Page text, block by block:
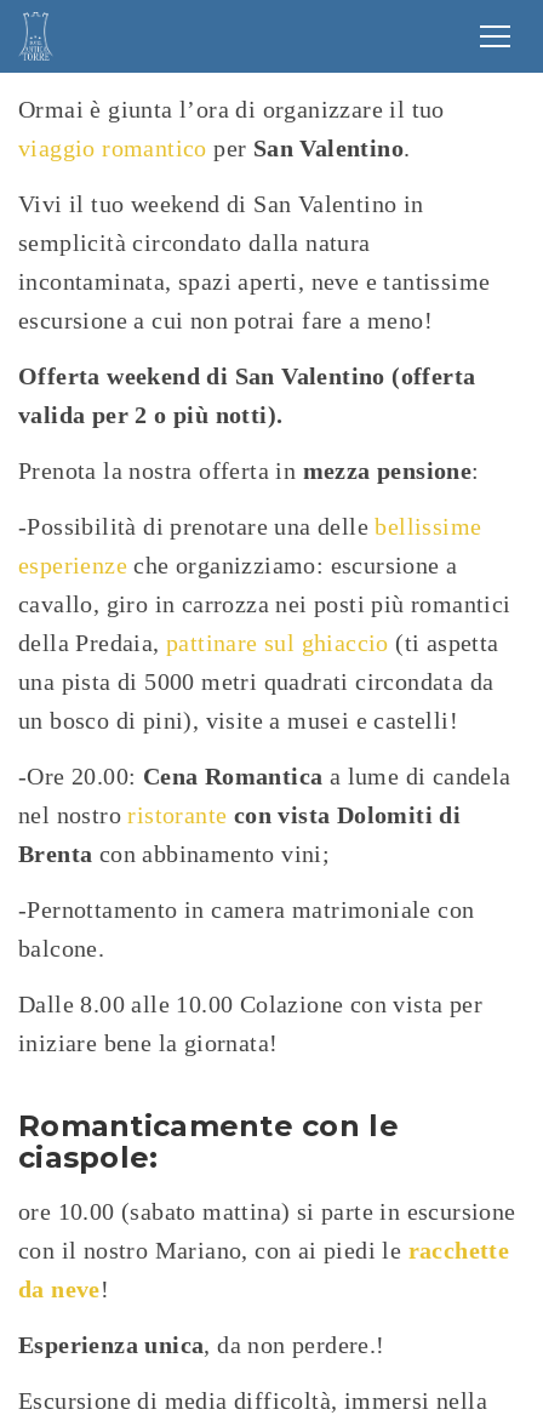
Ormai è giunta l’ora di organizzare il tuo
viaggio romantico per San Valentino.
Vivi il tuo weekend di San Valentino in
semplicità circondato dalla natura
incontaminata, spazi aperti, neve e tantissime
escursione a cui non potrai fare a meno!
Offerta weekend di San Valentino (offerta
valida per 2 o più notti).
Prenota la nostra offerta in mezza pensione:
-Possibilità di prenotare una dellebellissime
esperienze che organizziamo: escursione a
cavallo, giro in carrozza nei posti più romantici
della Predaia,pattinare sul ghiaccio (ti aspetta
una pista di 5000 metri quadrati circondata da
un bosco di pini), visite a musei e castelli!
-Ore 20.00: Cena Romantica a lume di candela
nel nostroristorante con vista Dolomiti di
Brenta con abbinamento vini;
-Pernottamento in camera matrimoniale con
balcone.
Dalle 8.00 alle 10.00 Colazione con vista per
iniziare bene la giornata!
Romanticamente con le
ciaspole:
ore 10.00 (sabato mattina) si parte in escursione
con il nostro Mariano, con ai piedi le racchette
da neve!
Esperienza unica, da non perdere.!
Escursione di media difficoltà, immersi nella